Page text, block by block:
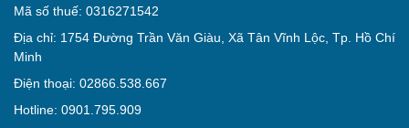
Mã số thuế: 0316271542
Địa chỉ: 1754 Đường Trần Văn Giàu, Xã Tân Vĩnh Lộc, Tp. Hồ Chí
Minh
Điện thoại: 02866.538.667
Hotline: 0901.795.909